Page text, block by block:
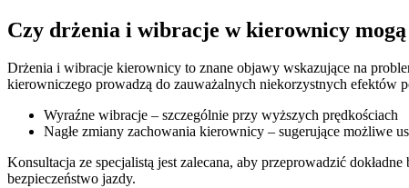
Czy drżenia i wibracje w kierownicy
Drżenia i wibracje kierownicy to znane objawy wskazujące na
kierowniczego prowadzą do zauważalnych niekorzystnych efektów
Wyraźne wibracje – szczególnie przy wyższych prędkościach
Nagłe zmiany zachowania kierownicy – sugerujące możliwe
Konsultacja ze specjalistą jest zalecana, aby przeprowadzić
bezpieczeństwo jazdy.